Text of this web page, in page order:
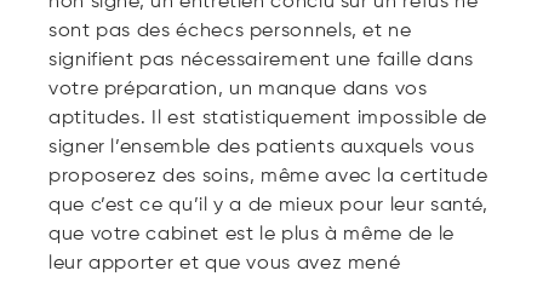
sont pas des échecs personnels, et ne
signifient pas nécessairement une faille dans
votre préparation, un manque dans vos
aptitudes. Il est statistiquement impossible de
signer l’ensemble des patients auxquels vous
proposerez des soins, même avec la certitude
que c’est ce qu’il y a de mieux pour leur santé,
que votre cabinet est le plus à même de le
leur apporter et que vous avez mené